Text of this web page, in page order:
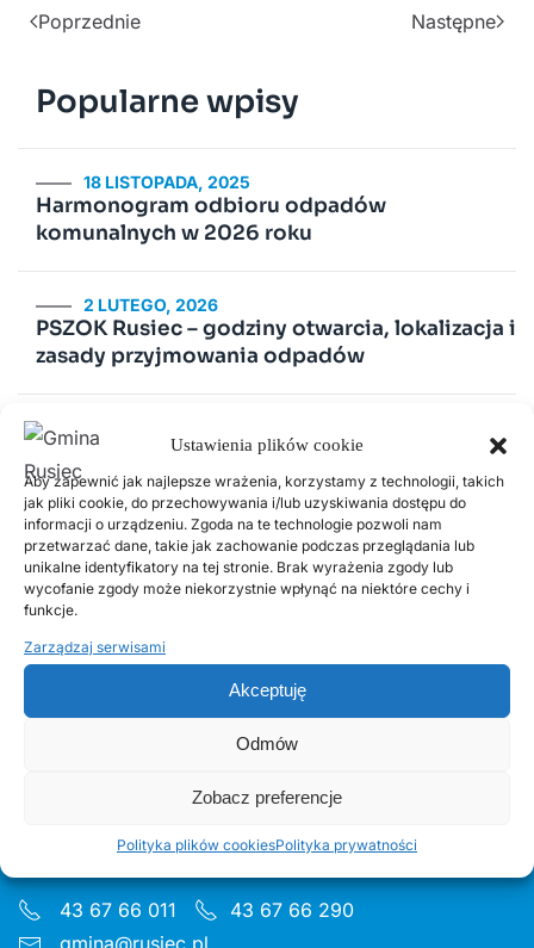
Ustawienia plików cookie
Aby zapewnić jak najlepsze wrażenia, korzystamy z technologii, takich
jak pliki cookie, do przechowywania i/lub uzyskiwania dostępu do
informacji o urządzeniu. Zgoda na te technologie pozwoli nam
przetwarzać dane, takie jak zachowanie podczas przeglądania lub
unikalne identyfikatory na tej stronie. Brak wyrażenia zgody lub
wycofanie zgody może niekorzystnie wpłynąć na niektóre cechy i
funkcje.
Zarządzaj serwisami
Akceptuję
Odmów
Zobacz preferencje
Polityka plików cookiesPolityka prywatności
Poprzednie Następne
Popularne wpisy
18 LISTOPADA, 2025
Harmonogram odbioru odpadów
komunalnych w 2026 roku
2 LUTEGO, 2026
PSZOK Rusiec – godziny otwarcia, lokalizacja i
zasady przyjmowania odpadów
Kurenda
30 CZERWCA, 2026
Odnawialne źródła energii w Gminie Rusiec –
edycja 2, Fundusze Europejskie
Urząd Gminy w Ruścu
Godziny pon 8:00 - 16.00 wt– pt 7:30 - 15.30
43 67 66 011
43 67 66 290
gmina@rusiec.pl